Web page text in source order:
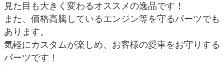
見た目も大きく変わるオススメの逸品です！
また、価格高騰しているエンジン等を守るパーツでも
あります。
気軽にカスタムが楽しめ、お客様の愛車をお守りする
パーツです！